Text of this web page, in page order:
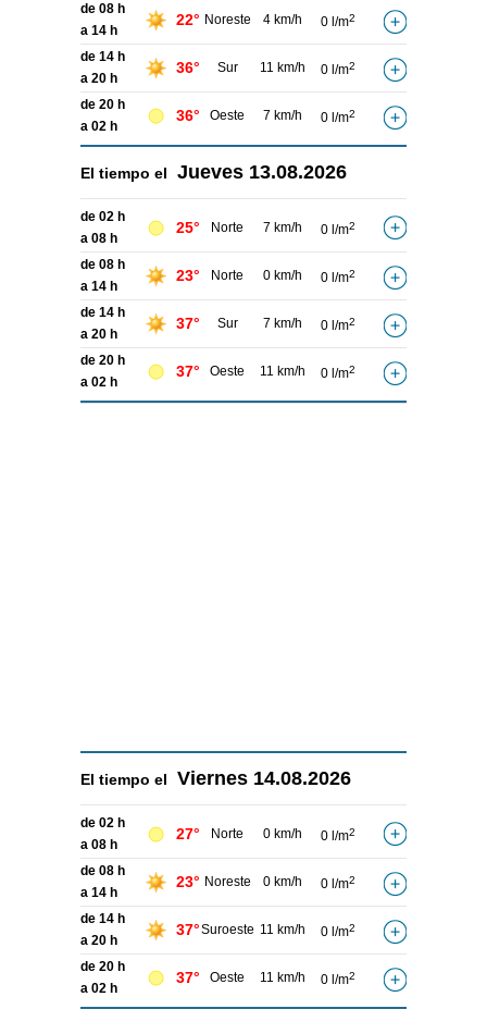
de 08 h
a 14 h
22° Noreste 4 km/h 0 l/m2
de 14 h
a 20 h
36° Sur 11 km/h 0 l/m2
de 20 h
a 02 h
36° Oeste 7 km/h 0 l/m2
El tiempo el Jueves 13.08.2026
de 02 h
a 08 h
25° Norte 7 km/h 0 l/m2
de 08 h
a 14 h
23° Norte 0 km/h 0 l/m2
de 14 h
a 20 h
37° Sur 7 km/h 0 l/m2
de 20 h
a 02 h
37° Oeste 11 km/h 0 l/m2
El tiempo el Viernes 14.08.2026
de 02 h
a 08 h
27° Norte 0 km/h 0 l/m2
de 08 h
a 14 h
23° Noreste 0 km/h 0 l/m2
de 14 h
a 20 h
37°Suroeste 11 km/h 0 l/m2
de 20 h
a 02 h
37° Oeste 11 km/h 0 l/m2